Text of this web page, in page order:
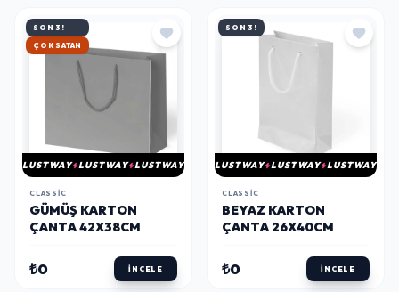
SON 3!
ÇOK SATAN
LUSTWAY LUSTWAY LUSTWAY
CLASSIC
GÜMÜŞ KARTON
ÇANTA 42X38CM
₺0 İNCELE
SON 3!
LUSTWAY LUSTWAY LUSTWAY
CLASSIC
BEYAZ KARTON
ÇANTA 26X40CM
₺0 İNCELE